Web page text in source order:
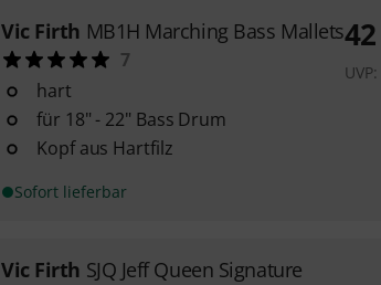
Vic Firth MB1H Marching Bass Mallets
7
hart
für 18" - 22" Bass Drum
Kopf aus Hartfilz
Sofort lieferbar
42
UVP:
Vic Firth SJQ Jeff Queen Signature